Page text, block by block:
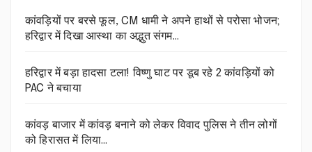
कांवड़ियों पर बरसे फूल, CM धामी ने अपने हाथों से परोसा भोजन;
हरिद्वार में दिखा आस्था का अद्भुत संगम…
हरिद्वार में बड़ा हादसा टला! विष्णु घाट पर डूब रहे 2 कांवड़ियों को
PAC ने बचाया
कांवड़ बाजार में कांवड़ बनाने को लेकर विवाद पुलिस ने तीन लोगों
को हिरासत में लिया…